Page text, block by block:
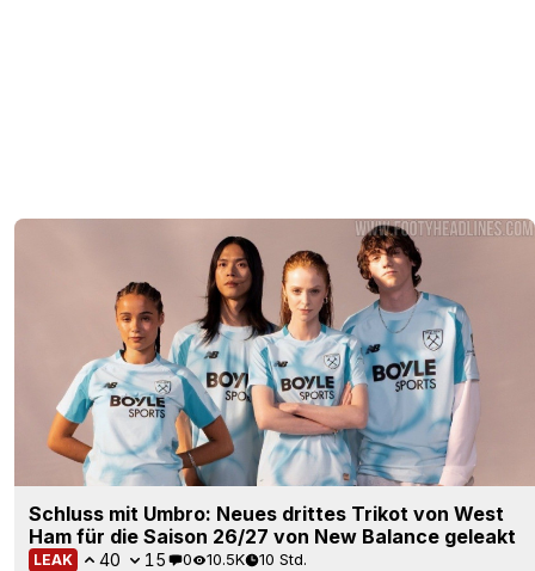
Schluss mit Umbro: Neues drittes Trikot von West
Ham für die Saison 26/27 von New Balance geleakt
LEAK 40 15 0 10.5K 10 Std.